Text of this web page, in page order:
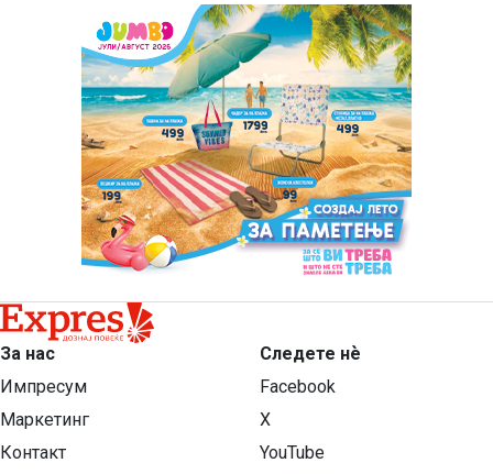
За нас
Импресум
Маркетинг
Контакт
Следете нѐ
Facebook
X
YouTube